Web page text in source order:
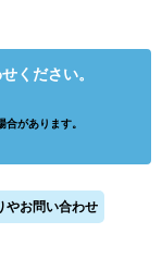
ください。
があります。
やお問い合わせ